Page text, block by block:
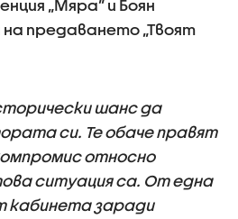
„Мяра” и Боян
предаването „Твоят
шанс да
си. Те обаче правят
относно
ситуация са. От една
кабинета заради